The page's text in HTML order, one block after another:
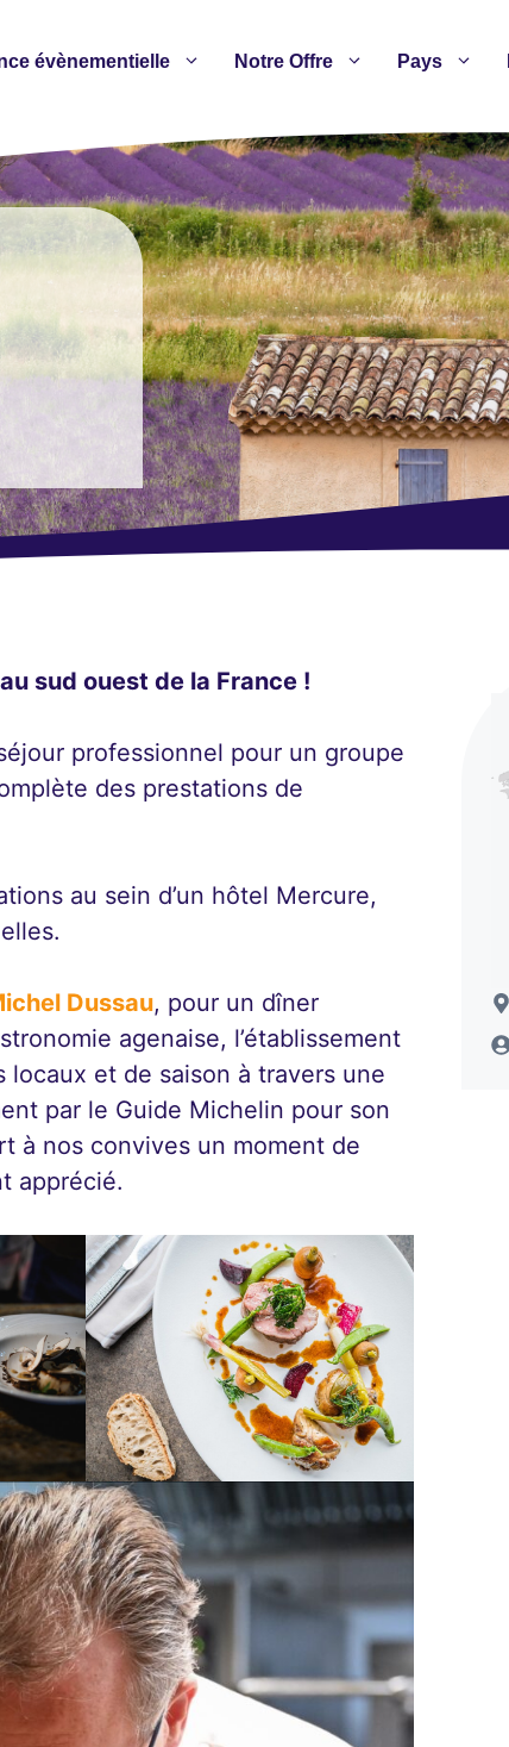
évènementielle Notre Offre Pays
sud ouest de la France !
professionnel pour un groupe
des prestations de
au sein d’un hôtel Mercure,
Dussau, pour un dîner
agenaise, l’établissement
locaux et de saison à travers une
par le Guide Michelin pour son
à nos convives un moment de
apprécié.